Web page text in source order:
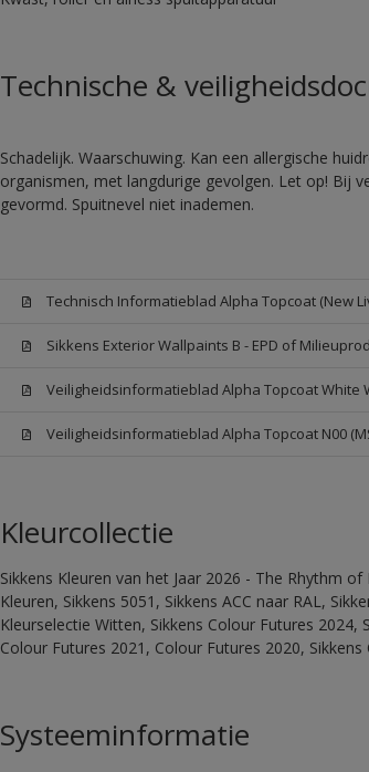
Technische &
Schadelijk. Waarschuwing. Kan een allergische
organismen, met langdurige gevolgen. Let op! Bij
gevormd. Spuitnevel niet inademen.
Technisch Informatieblad Alpha Topcoat (New
Sikkens Exterior Wallpaints B - EPD of
Veiligheidsinformatieblad Alpha Topcoat White
Veiligheidsinformatieblad Alpha Topcoat N00
Kleurcollectie
Sikkens Kleuren van het Jaar 2026 - The Rhythm
Kleuren, Sikkens 5051, Sikkens ACC naar RAL,
Kleurselectie Witten, Sikkens Colour Futures 2024,
Colour Futures 2021, Colour Futures 2020,
Systeeminformatie